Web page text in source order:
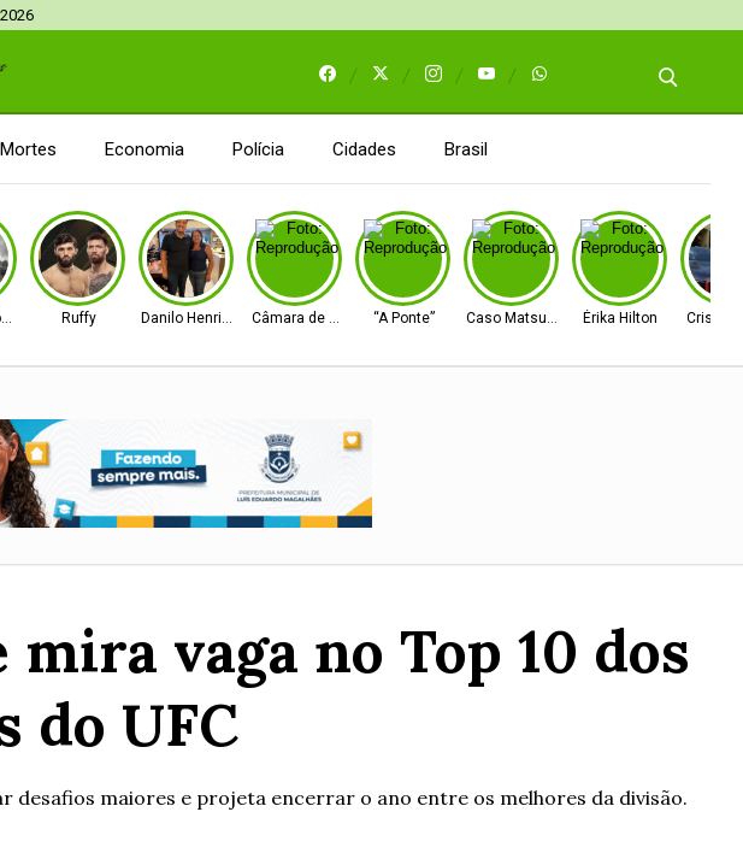
Mortes Economia Polícia Cidades Brasil
Ruffy Danilo Henrique Câmara de Barreiras“A Ponte” Caso Matsunaga Érika Hilton
vaga no Top 10 dos
do UFC
maiores e projeta encerrar o ano entre os melhores da divisão.